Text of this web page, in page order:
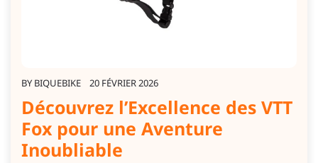
BY BIQUEBIKE 20 FÉVRIER 2026
Découvrez l’Excellence des VTT
Fox pour une Aventure
Inoubliable